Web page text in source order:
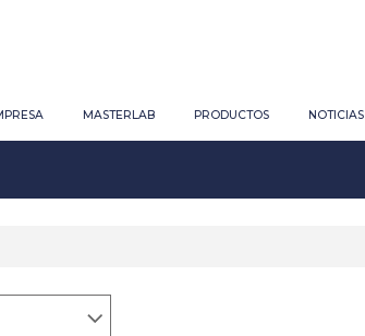
MASTERLAB PRODUCTOS NOTICIAS